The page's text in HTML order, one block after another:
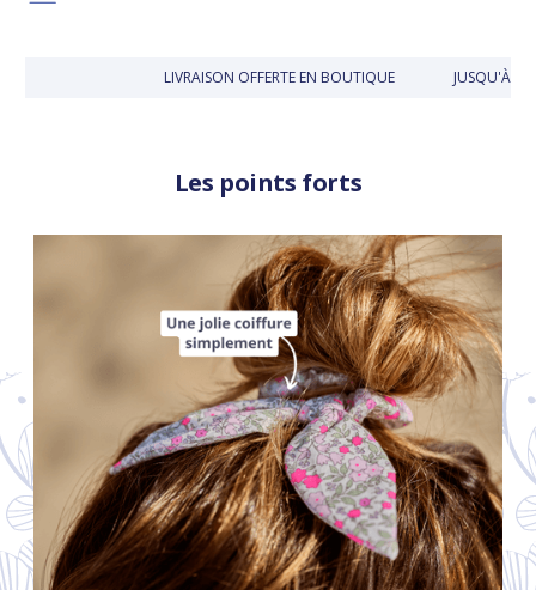
LIVRAISON OFFERTE EN BOUTIQUE JUSQU'À 30
Les points forts